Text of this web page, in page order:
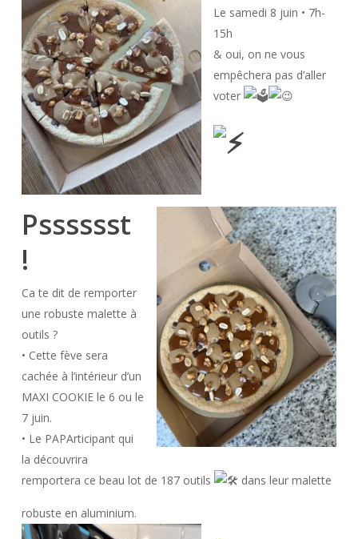
Le samedi 8 juin • 7h-
15h
& oui, on ne vous
empêchera pas d’aller
voter
Psssssst
!
Ca te dit de remporter
une robuste malette à
outils ?
• Cette fève sera
cachée à l’intérieur d’un
MAXI COOKIE le 6 ou le
7 juin.
• Le PAPArticipant qui
la découvrira
remportera ce beau lot de 187 outils
dans leur malette
robuste en aluminium.